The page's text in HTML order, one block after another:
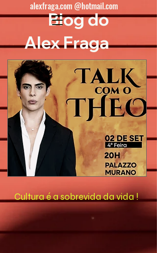
Cultura é a sobrevida da vida !
Blog do
Alex Fraga
alexfraga.com @hotmail.com